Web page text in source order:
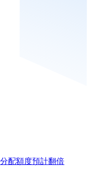
配額度預計翻倍